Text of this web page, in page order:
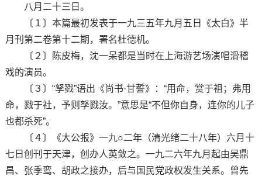
八月二十三日。
〔１〕本篇最初发表于一九三五年九月五日《太白》半
月刊第二卷第十二期，署名杜德机。
〔２〕陈皮梅，沈一呆都是当时在上海游艺场演唱滑稽
戏的演员。
〔３〕“孥戮”语出《尚书·甘誓》：“用命，赏于祖；弗用
命，戮于社，予则孥戮汝。”意思是“不但你自身，连你的儿子
也都杀死”。
〔４〕《大公报》一九○二年（清光绪二十八年）六月十
七日创刊于天津，创办人英敛之。一九二六年九月起由吴鼎
昌、张季鸾、胡政之接办，后与国民党政权发生关系。曾先